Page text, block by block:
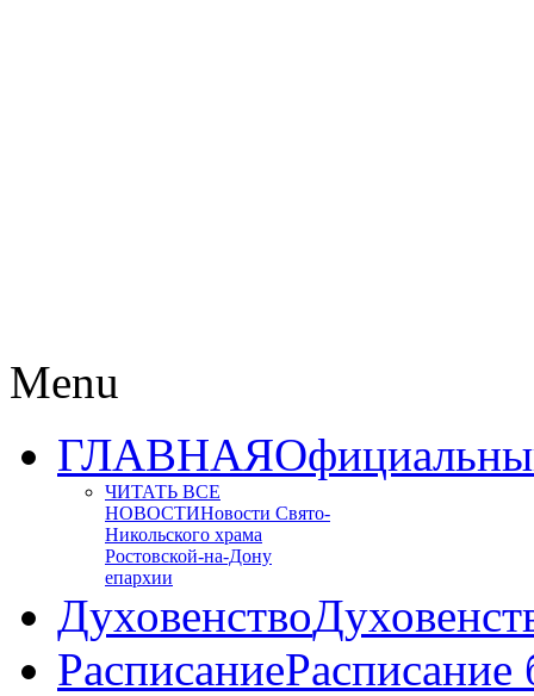
Menu
ГЛАВНАЯ
ЧИТАТЬ ВСЕ
НОВОСТИНовости Свято-
Никольского храма
Ростовской-на-Дону
епархии
Духовенство
РасписаниеРасписание